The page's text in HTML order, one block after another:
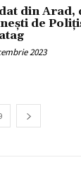
din Arad,
de
2023